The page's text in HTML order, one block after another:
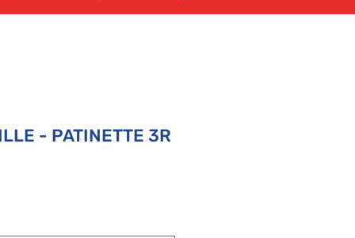
- PATINETTE 3R